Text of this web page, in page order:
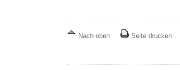
Nach oben Seite drucken